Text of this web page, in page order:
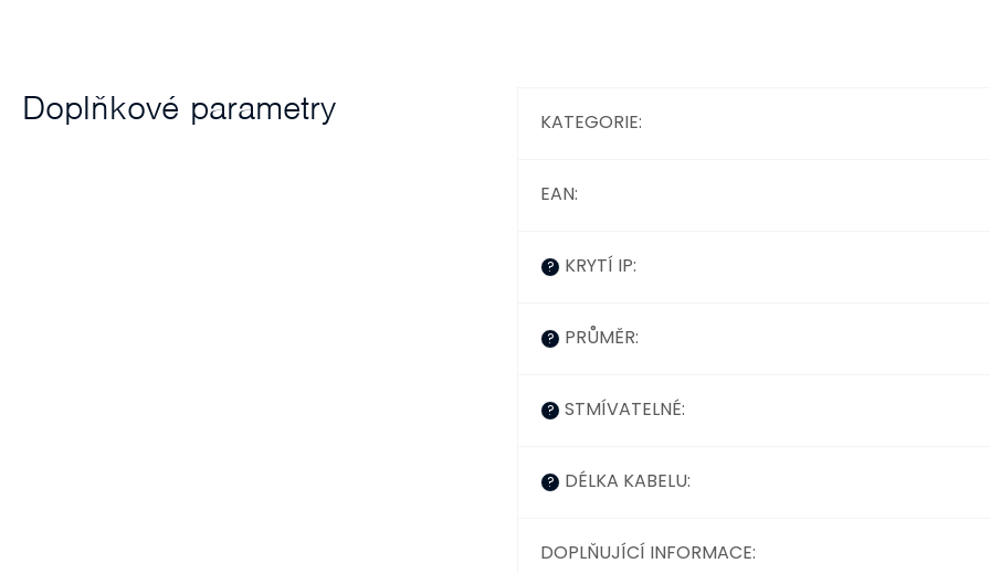
Doplňkové parametry KATEGORIE:
EAN:
? KRYTÍ IP:
? PRŮMĚR:
? STMÍVATELNÉ:
? DÉLKA KABELU:
DOPLŇUJÍCÍ INFORMACE: